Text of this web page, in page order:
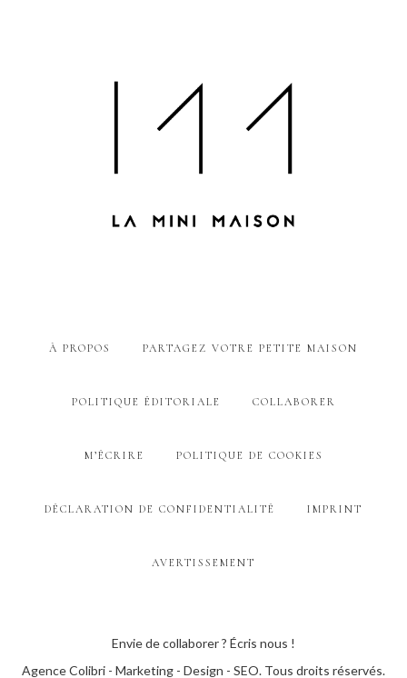
À PROPOS PARTAGEZ VOTRE PETITE MAISON
POLITIQUE ÉDITORIALE COLLABORER
M’ÉCRIRE POLITIQUE DE COOKIES
DÉCLARATION DE CONFIDENTIALITÉ IMPRINT
AVERTISSEMENT
Envie de collaborer ? Écris nous !
Agence Colibri - Marketing - Design - SEO. Tous droits réservés.